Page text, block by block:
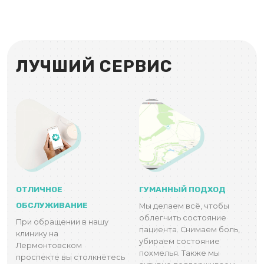
ЛУЧШИЙ СЕРВИС
ОТЛИЧНОЕ
ОБСЛУЖИВАНИЕ
При обращении в нашу
клинику на
Лермонтовском
проспекте вы столкнётесь
ГУМАННЫЙ ПОДХОД
Мы делаем всё, чтобы
облегчить состояние
пациента. Снимаем боль,
убираем состояние
похмелья. Также мы